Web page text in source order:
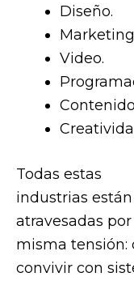
Diseño.
Video.
Todas estas
industrias están
atravesadas
misma tensión:
convivir con